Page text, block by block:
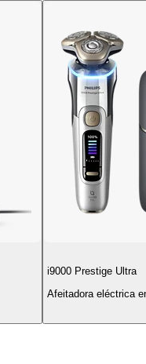
i9000 Prestige Ultra
Afeitadora eléctrica